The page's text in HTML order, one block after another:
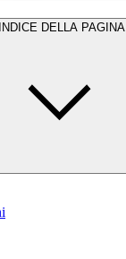
INDICE DELLA PAGINA